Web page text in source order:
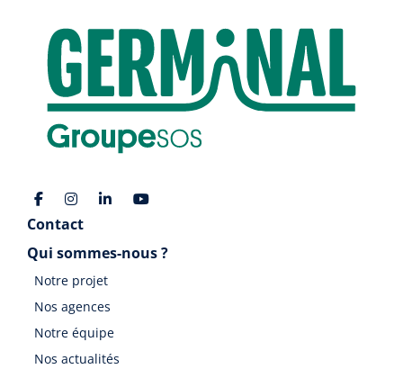
Contact
Qui sommes-nous ?
Notre projet
Nos agences
Notre équipe
Nos actualités